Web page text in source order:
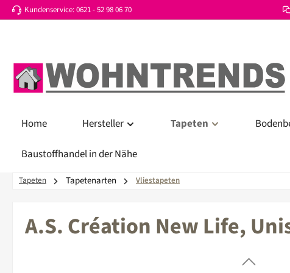
Hauptinhalt springen
Zur Suche springen
Zur Hauptnavigation springen
Kundenservice: 0621 - 52 98 06 70
Home Hersteller Tapeten
Baustoffhandel in der Nähe
Tapeten Tapetenarten Vliestapeten
A.S. Création New Life,